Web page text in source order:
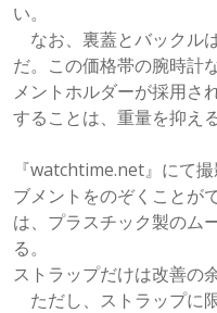
い。
なお、裏蓋とバックル
だ。この価格帯の腕時計
メントホルダーが採用さ
することは、重量を抑え
『watchtime.net』にて
ブメントをのぞくことが
は、プラスチック製のム
る。
ストラップだけは改善の
ただし、ストラップに